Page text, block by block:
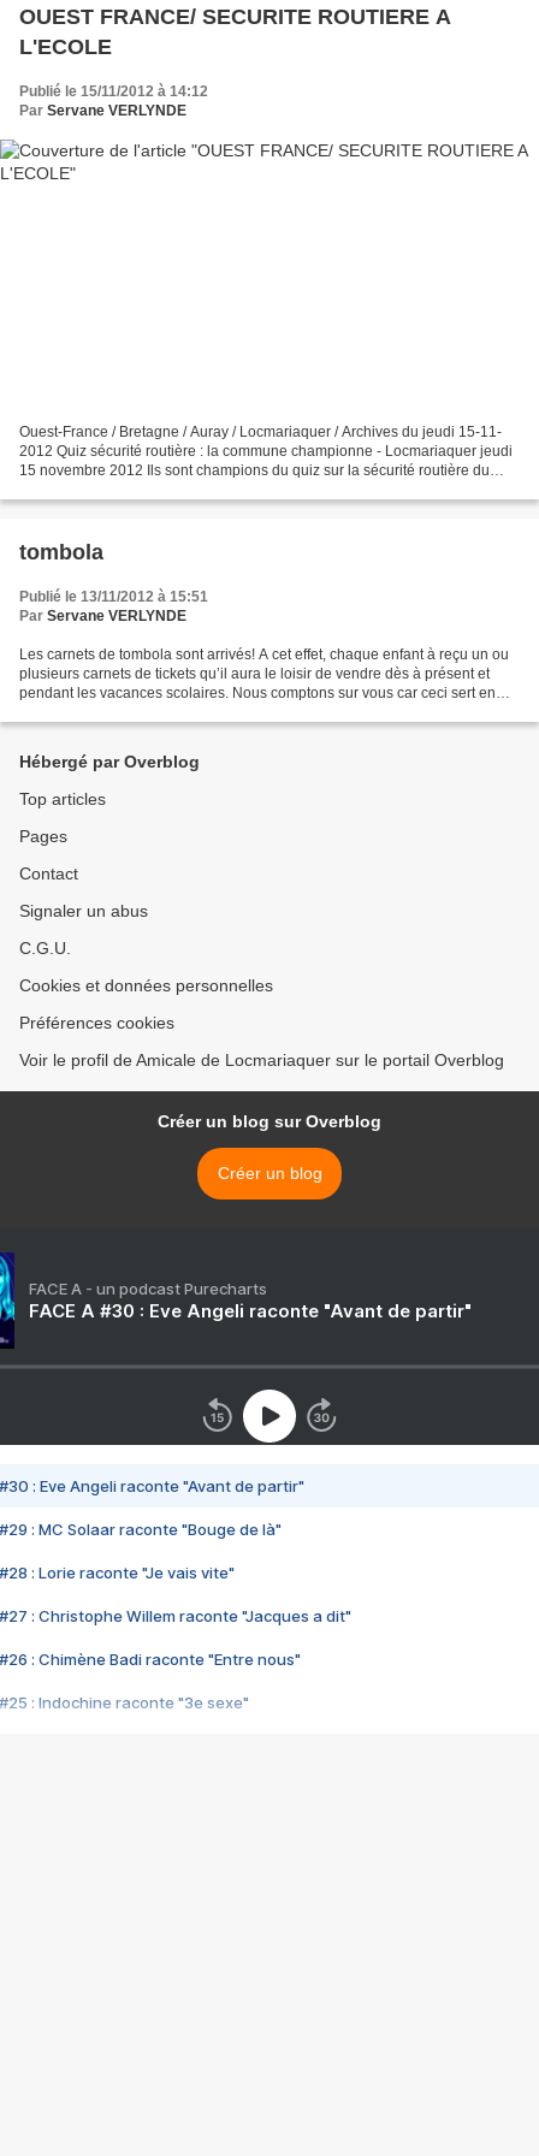
OUEST FRANCE/ SECURITE ROUTIERE A
L'ECOLE
Publié le 15/11/2012 à 14:12
Par Servane VERLYNDE
Ouest-France / Bretagne / Auray / Locmariaquer / Archives du jeudi 15-11-
2012 Quiz sécurité routière : la commune championne - Locmariaquer jeudi
15 novembre 2012 Ils sont champions du quiz sur la sécurité routière du
tombola
Publié le 13/11/2012 à 15:51
Par Servane VERLYNDE
Les carnets de tombola sont arrivés! A cet effet, chaque enfant à reçu un ou
plusieurs carnets de tickets qu’il aura le loisir de vendre dès à présent et
pendant les vacances scolaires. Nous comptons sur vous car ceci sert en
Hébergé par Overblog
Top articles
Pages
Contact
Signaler un abus
C.G.U.
Cookies et données personnelles
Préférences cookies
Voir le profil de Amicale de Locmariaquer sur le portail Overblog
Créer un blog sur Overblog
Créer un blog
FACE A - un podcast Purecharts
FACE A #30 : Eve Angeli raconte "Avant de partir"
#30 : Eve Angeli raconte "Avant de partir"
#29 : MC Solaar raconte "Bouge de là"
#28 : Lorie raconte "Je vais vite"
#27 : Christophe Willem raconte "Jacques a dit"
#26 : Chimène Badi raconte "Entre nous"
#25 : Indochine raconte "3e sexe"